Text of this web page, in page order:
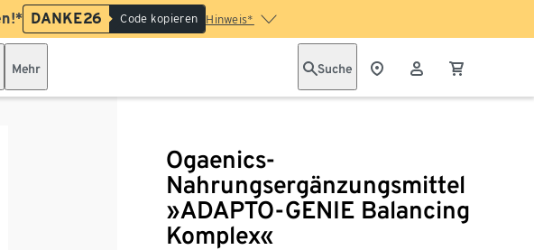
DANKE26 Code kopieren Hinweis*
Mehr Suche
Ogaenics-
Nahrungsergänzungsmittel
»ADAPTO-GENIE Balancing
Komplex«